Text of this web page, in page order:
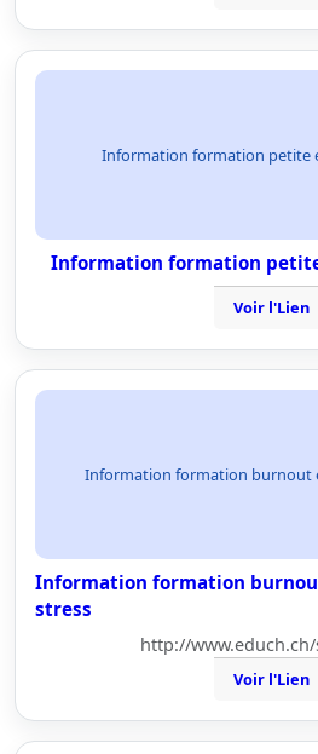
Information formation petite
Information formation
Voir l'Lien
Information formation burnout
Information formation
stress
http://
Voir l'Lien